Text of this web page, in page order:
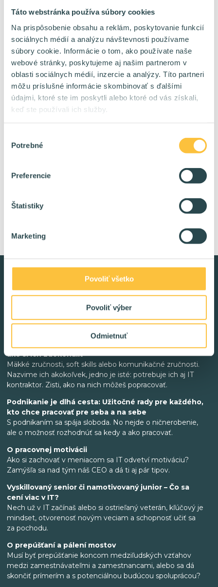
Táto webstránka používa súbory cookies
Na prispôsobenie obsahu a reklám, poskytovanie funkcií
sociálnych médií a analýzu návštevnosti používame
súbory cookie. Informácie o tom, ako používate naše
webové stránky, poskytujeme aj našim partnerom v
oblasti sociálnych médií, inzercie a analýzy. Títo partneri
môžu príslušné informácie skombinovať s ďalšími
údajmi, ktoré ste im poskytli alebo ktoré od vás získali,
keď ste používali ich služby.
súhlasu
Potrebné
Preferencie
Štatistiky
Marketing
Povoliť všetko
Povoliť výber
Odmietnuť
Nenašiel si čo si
hľadal?
Návody, tipy a triky
Ako byť úspešný v IT
ako si ich zdokonaliť
Mäkké zručnosti, soft skills alebo komunikačné zručnosti.
Nazvime ich akokoľvek, jedno je isté: potrebuje ich aj IT
kontraktor. Zisti, ako na nich môžeš popracovať.
Podnikanie je dlhá cesta: Užitočné rady pre každého,
kto chce pracovať pre seba a na sebe
S podnikaním sa spája sloboda. No nejde o ničnerobenie,
ale o možnosť rozhodnúť sa kedy a ako pracovať.
O pracovnej motivácii
Ako si zachovať v meniacom sa IT odvetví motiváciu?
Zamýšľa sa nad tým náš CEO a dá ti aj pár tipov.
Vyskillovaný senior či namotivovaný junior – Čo sa
cení viac v IT?
Nech už v IT začínaš alebo si ostrieľaný veterán, kľúčový je
mindset, otvorenosť novým veciam a schopnosť učiť sa
za pochodu.
O prepúšťaní a pálení mostov
Musí byť prepúšťanie koncom medziľudských vzťahov
medzi zamestnávateľmi a zamestnancami, alebo sa dá
skončiť prímerím a s potenciálnou budúcou spoluprácou?